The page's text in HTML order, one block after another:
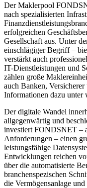
Der Maklerpool
nach spezialisierten
erfolgreichen
Gesellschaft aus. Unter
einschlägiger Begriff –
verstärkt auch
IT-Dienstleistungen und
zählen große
auch Banken,
Informationen dazu unter
Der digitale Wandel
allgegenwärtig und
investiert FONDSNET –
Anforderungen – einen
leistungsfähige
Entwicklungen reichen
über die automatisierte
branchenspezischen
die Vermögensanlage und